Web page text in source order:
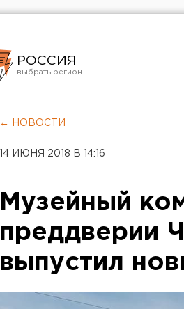
РОССИЯ
Челябинск
← НОВОСТИ
14 ИЮНЯ 2018 В 14:16
Музейный
преддверии
выпустил